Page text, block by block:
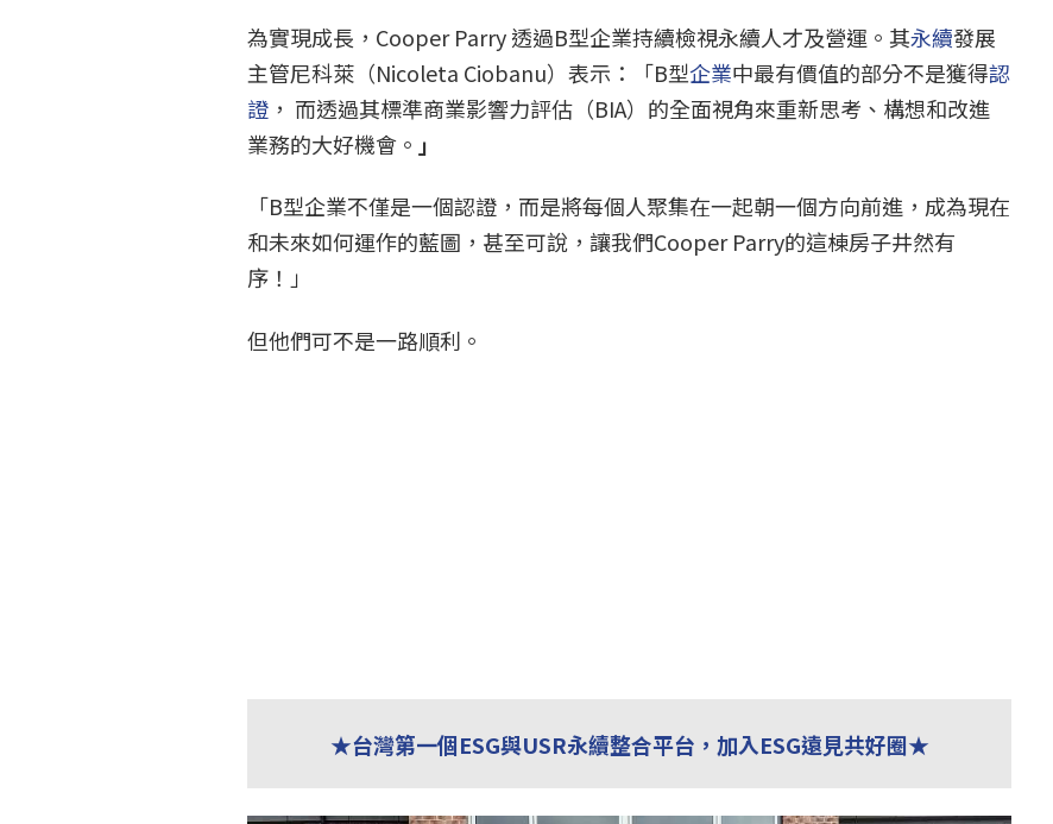
為實現成長，Cooper Parry 透過B型企業持續檢視永續人才及營運。其永續發展
主管尼科萊（Nicoleta Ciobanu）表示：「B型企業中最有價值的部分不是獲得認
證 ， 而透過其標準商業影響力評估（BIA）的全面視角來重新思考、構想和改進
業務的大好機會。 」
「B型企業不僅是一個認證，而是將每個人聚集在一起朝一個方向前進，成為現在
和未來如何運作的藍圖，甚至可說，讓我們Cooper Parry的這棟房子井然有
序！」
但他們可不是一路順利。
★台灣第一個ESG與USR永續整合平台，加入ESG遠見共好圈★